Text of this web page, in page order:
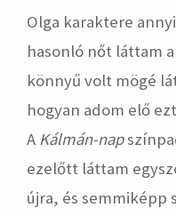
Olga karaktere
hasonló nőt láttam
könnyű volt mögé
hogyan adom elő
A Kálmán-nap
ezelőtt láttam
újra, és semmiképp